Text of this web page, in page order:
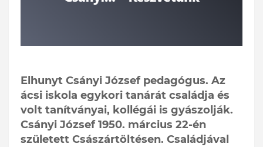
Elhunyt Csányi József pedagógus. Az
ácsi iskola egykori tanárát családja és
volt tanítványai, kollégái is gyászolják.
Csányi József 1950. március 22-én
született Császártöltésen. Családjával